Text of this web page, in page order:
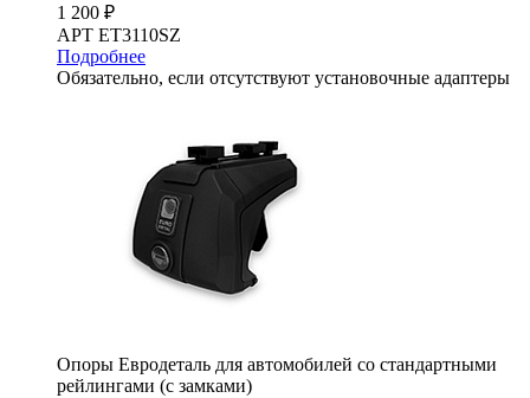
1 200 ₽
АРТ ET3110SZ
Подробнее
Обязательно, если отсутствуют установочные адаптеры
Опоры Евродеталь для автомобилей со стандартными
рейлингами (с замками)